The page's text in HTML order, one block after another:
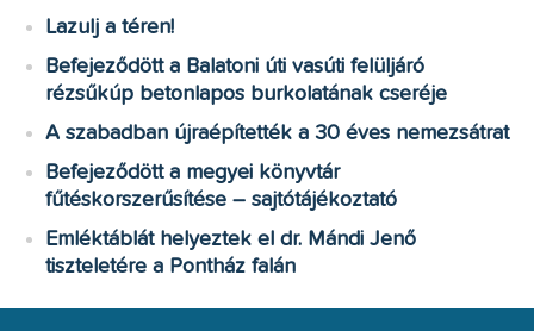
Lazulj a téren!
Befejeződött a Balatoni úti vasúti felüljáró
rézsűkúp betonlapos burkolatának cseréje
A szabadban újraépítették a 30 éves nemezsátrat
Befejeződött a megyei könyvtár
fűtéskorszerűsítése – sajtótájékoztató
Emléktáblát helyeztek el dr. Mándi Jenő
tiszteletére a Pontház falán